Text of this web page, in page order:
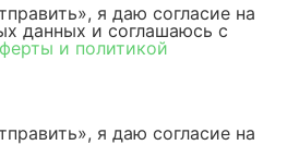
я даю согласие на
данных и соглашаюсь c
и политикой
я даю согласие на